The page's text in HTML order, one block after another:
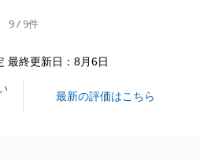
ます。
いました。
9 / 9件
最終更新日：8月6日
最新の評価はこちら